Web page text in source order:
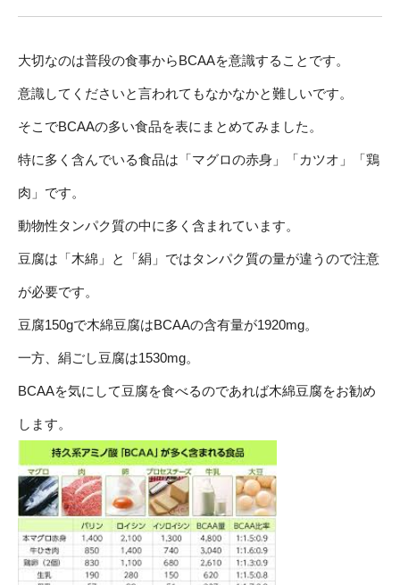
大切なのは普段の食事からBCAAを意識することです。
意識してくださいと言われてもなかなかと難しいです。
そこでBCAAの多い食品を表にまとめてみました。
特に多く含んでいる食品は「マグロの赤身」「カツオ」「鶏
肉」です。
動物性タンパク質の中に多く含まれています。
豆腐は「木綿」と「絹」ではタンパク質の量が違うので注意
が必要です。
豆腐150gで木綿豆腐はBCAAの含有量が1920mg。
一方、絹ごし豆腐は1530mg。
BCAAを気にして豆腐を食べるのであれば木綿豆腐をお勧め
します。